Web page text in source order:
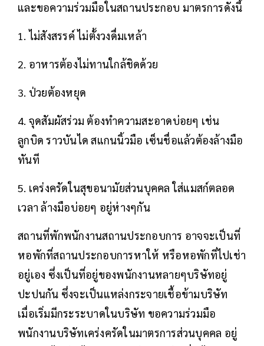
และขอความร่วมมือในสถานประกอบ มาตรการดังนี้
1. ไม่สังสรรค์ ไม่ตั้งวงดื่มเหล้า
2. อาหารต้องไม่ทานใกล้ชิดด้วย
3. ป่วยต้องหยุด
4. จุดสัมผัสร่วม ต้องทำความสะอาดบ่อยๆ เช่น
ลูกบิด ราวบันได สแกนนิ้วมือ เซ็นชื่อแล้วต้องล้างมือ
ทันที
5. เคร่งครัดในสุขอนามัยส่วนบุคคล ใส่แมสก์ตลอด
เวลา ล้างมือบ่อยๆ อยู่ห่างๆกัน
สถานที่พักพนักงานสถานประกอบการ อาจจะเป็นที่
หอพักที่สถานประกอบการหาให้ หรือหอพักที่ไปเช่า
อยู่เอง ซึ่งเป็นที่อยู่ของพนักงานหลายๆบริษัทอยู่
ปะปนกัน ซึ่งจะเป็นแหล่งกระจายเชื้อข้ามบริษัท
เมื่อเริ่มมีกระระบาดในบริษัท ขอความร่วมมือ
พนักงานบริษัทเคร่งครัดในมาตรการส่วนบุคคล อยู่